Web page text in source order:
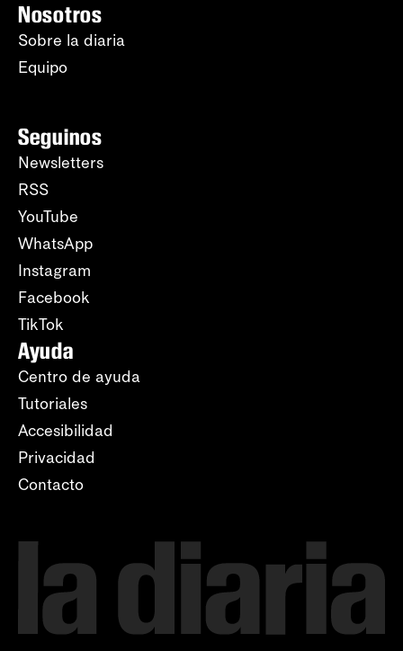
Nosotros
Sobre la diaria
Equipo
Seguinos
Newsletters
RSS
YouTube
WhatsApp
Instagram
Facebook
TikTok
Ayuda
Centro de ayuda
Tutoriales
Accesibilidad
Privacidad
Contacto